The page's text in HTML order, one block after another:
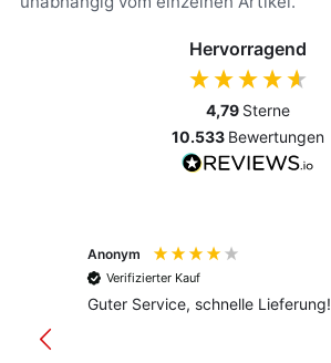
Hervorragend
4,79 Sterne
10.533 Bewertungen
Anonym
Verifizierter Kauf
Guter Service, schnelle Lieferung!